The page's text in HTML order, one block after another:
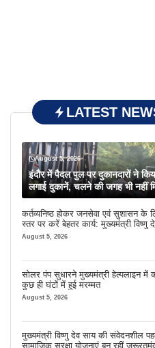
LATEST
August 5, 2026
इंदौर में पैदल पुल पर दुकानदारों ने
लगाई दुकानें, चलने की जगह भी नहीं
कर्तव्यनिष्ठ होकर जनसेवा एवं सुशासन के
स्तर पर करें बेहतर कार्य: मुख्यमंत्री विष्णु
August 5, 2026
सोलर पंप सुधारने मुख्यमंत्री हेल्पलाइन में
कुछ ही घंटों में हुई मरम्मत
August 5, 2026
मुख्यमंत्री विष्णु देव साय की संवेदनशील
सामाजिक सुरक्षा योजनाएं बन रहीं जरूरतमंद